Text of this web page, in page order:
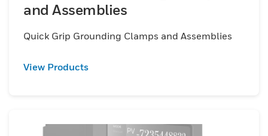
and Assemblies
Quick Grip Grounding Clamps and Assemblies
View Products